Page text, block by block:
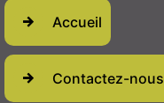
Accueil
Contactez-nous